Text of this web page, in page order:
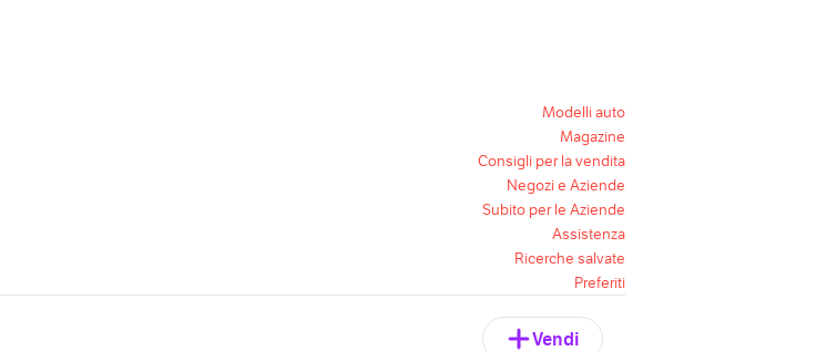
Modelli auto
Magazine
Consigli per la vendita
Negozi e Aziende
Subito per le Aziende
Assistenza
Ricerche salvate
Preferiti
Vendi